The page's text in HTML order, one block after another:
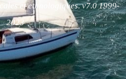
et ethnologiques. v7.0 1999-
2023